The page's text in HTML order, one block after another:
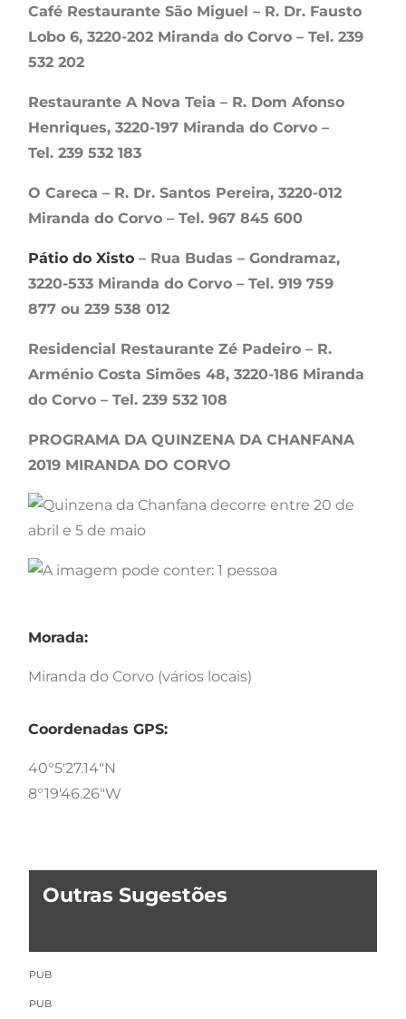
Café Restaurante São Miguel – R. Dr. Fausto
Lobo 6, 3220-202 Miranda do Corvo – Tel. 239
532 202
Restaurante A Nova Teia – R. Dom Afonso
Henriques, 3220-197 Miranda do Corvo –
Tel. 239 532 183
O Careca – R. Dr. Santos Pereira, 3220-012
Miranda do Corvo – Tel. 967 845 600
Pátio do Xisto – Rua Budas – Gondramaz,
3220-533 Miranda do Corvo – Tel. 919 759
877 ou 239 538 012
Residencial Restaurante Zé Padeiro – R.
Arménio Costa Simões 48, 3220-186 Miranda
do Corvo – Tel. 239 532 108
PROGRAMA DA QUINZENA DA CHANFANA
2019 MIRANDA DO CORVO
Morada:
Miranda do Corvo (vários locais)
Coordenadas GPS:
40°5'27.14"N
8°19'46.26"W
Outras Sugestões
PUB
PUB